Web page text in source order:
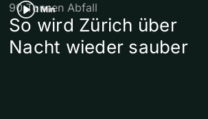
1 Min
90 Tonnen Abfall
So wird Zürich über
Nacht wieder sauber